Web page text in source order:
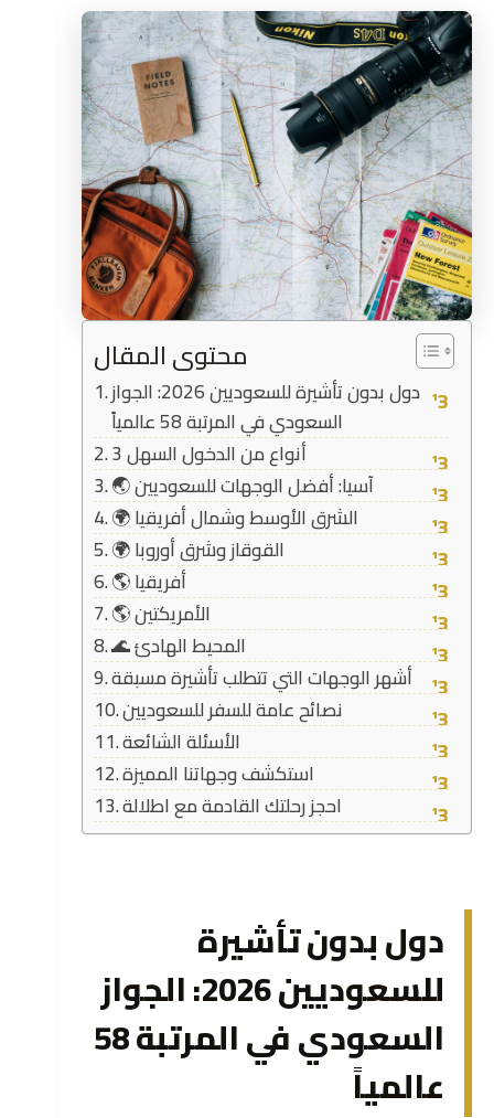
محتوى المقال
دول بدون تأشيرة للسعوديين 2026: الجواز
السعودي في المرتبة 58 عالمياً
3 أنواع من الدخول السهل
🌏 آسيا: أفضل الوجهات للسعوديين
🌍 الشرق الأوسط وشمال أفريقيا
🌍 القوقاز وشرق أوروبا
🌎 أفريقيا
🌎 الأمريكتين
🌊 المحيط الهادئ
أشهر الوجهات التي تتطلب تأشيرة مسبقة
نصائح عامة للسفر للسعوديين
الأسئلة الشائعة
استكشف وجهاتنا المميزة
احجز رحلتك القادمة مع اطلالة
دول بدون تأشيرة
للسعوديين 2026: الجواز
السعودي في المرتبة 58
عالمياً